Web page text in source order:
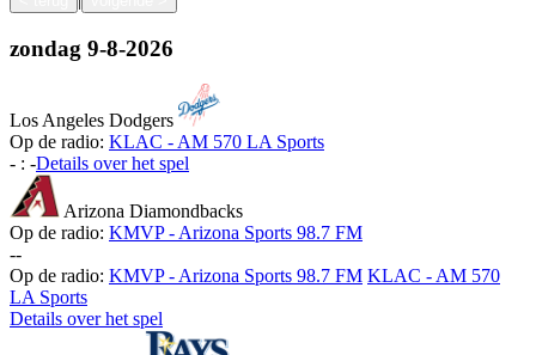
zondag 9-8-2026
Los Angeles Dodgers
Op de radio: KLAC - AM 570 LA Sports
- : -Details over het spel
Arizona Diamondbacks
Op de radio: KMVP - Arizona Sports 98.7 FM
--
Op de radio: KMVP - Arizona Sports 98.7 FM KLAC - AM 570
LA Sports
Details over het spel